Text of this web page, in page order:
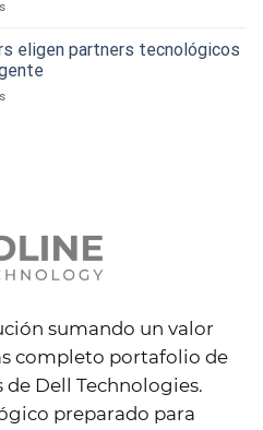
canales
venta
IT
un
distribuidor
estratégico,
no
en
nuevo
estándar
en
distribución
eligen partners tecnológicos
en
con
logística
inteligente
sumando un valor
completo portafolio de
de Dell Technologies.
preparado para